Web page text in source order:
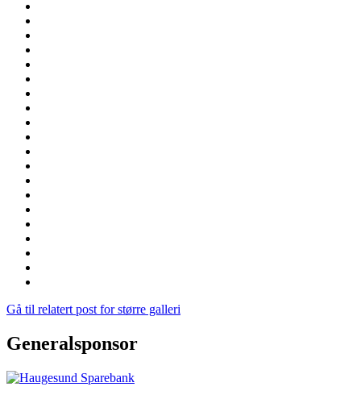
Gå til relatert post for større galleri
Generalsponsor